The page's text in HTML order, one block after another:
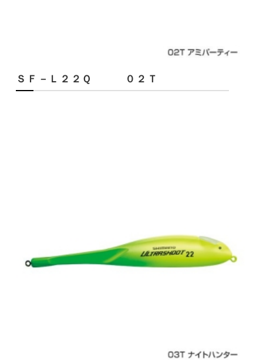
ＳＦ－Ｌ２２Ｑ ０２Ｔ